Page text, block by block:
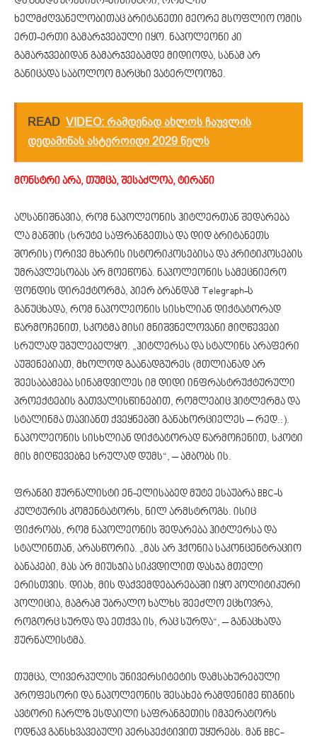
ხელმძღვანელობითაც ბრიტანეთი მეორე მსოფლიო ომის
ერთ-ერთი გამარჯვებული იყო. ნაპოლეონი კი
გამარჯვებიდან გამარჯვებამდე მიდიოდა, სანამ არ
განიცადა საბოლოო მარცხი ვატერლოოზე.
READ VIDEO: რამდენად ახლოს ჩაუვლის
დედამიწას ასტეროიდი 2029 წელს
მონსტრი არა, თუმცა, შესაძლოა, ტირანი
აღსანიშნავია, რომ ნაპოლეონის ჰიტლერთან შედარება
ლა მანშის (სრუტე საფრანგეთსა და დიდ ბრიტანეთს
შორის) ორივე მხარის ისტორიკოსებისა და კრიტიკოსების
უმრავლესობას არ მოეწონა. ნაპოლეონის სამეცნიერო
ფონდის დირექტორმა, პიერ ბრანდამ Telegraph-ს
განუცხადა, რომ ნაპოლეონის სისხლიან დიქტატორად
წარმოჩენით, სკოტმა მისი მნიშვნელოვანი მიღწევები
სრულად უგულებელყო. „ჰიტლერსა და სტალინს არაფერი
აუშენებიათ, მხოლოდ გაანადგურეს (მთლიანად არ
შეესაბამება სინამდვილეს იმ დიდი ინფრასტრუქტურული
პროექტების გათვალისწინებით, რომლებიც ჰიტლერმა და
სტალინმა თავიანთ ქვეყნებში განახორციელეს – რედ.:).
ნაპოლეონის სისხლიან დიქტატორად წარმოჩენით, სკოტი
მის მიღწევებზე სრულად დუმს“, – ამბობს ის.
ფრანგი ჟურნალისტი ენ-ელისაბედ მუტე ესაუბრა BBC-ს
კულტურის კომენტატორს, ნილ არმსტროგს. ისიც
ფიქრობს, რომ ნაპოლეონის შედარება ჰიტლერსა და
სტალინთან, არასწორია. „მას არ ჰქონია საკონცენტრაციო
ბანაკები, მას არ მიუსჯია სიკვდილით დასჯა მთელი
ერისთვის. დიახ, მის დაქვემდებარებაში იყო პოლიტიკური
პოლიცია, მაგრამ უბრალო ხალხს შეეძლო ეცხოვრა,
როგორც სურდა და ეთქვა ის, რაც სურდა“, – განაცხადა
ჟურნალისტმა.
თუმცა, ლივერპულის უნივერსიტეტის დამსახურებული
პროფესორი და ნაპოლეონის შესახებ რამდენიმე წიგნის
ავტორი ჩარლზ ესდაილი საფრანგეთის იმპერატორს
ოდნავ განსხვავებული პერსპექტივით უყურებს. მან BBC-